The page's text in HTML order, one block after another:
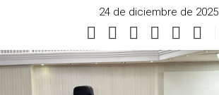
24 de diciembre de 2025